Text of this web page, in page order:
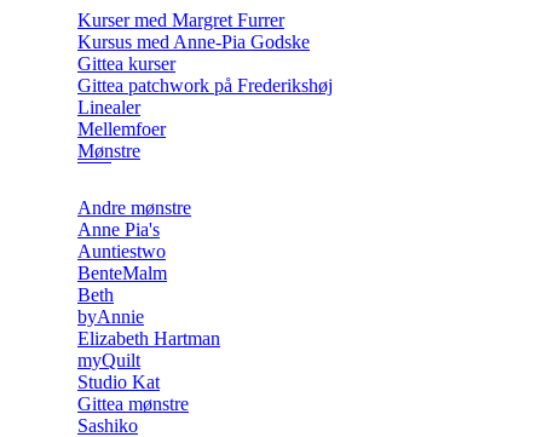
Kurser med Margret Furrer
Kursus med Anne-Pia Godske
Gittea kurser
Gittea patchwork på Frederikshøj
Linealer
Mellemfoer
Mønstre
Andre mønstre
Anne Pia's
Auntiestwo
BenteMalm
Beth
byAnnie
Elizabeth Hartman
myQuilt
Studio Kat
Gittea mønstre
Sashiko